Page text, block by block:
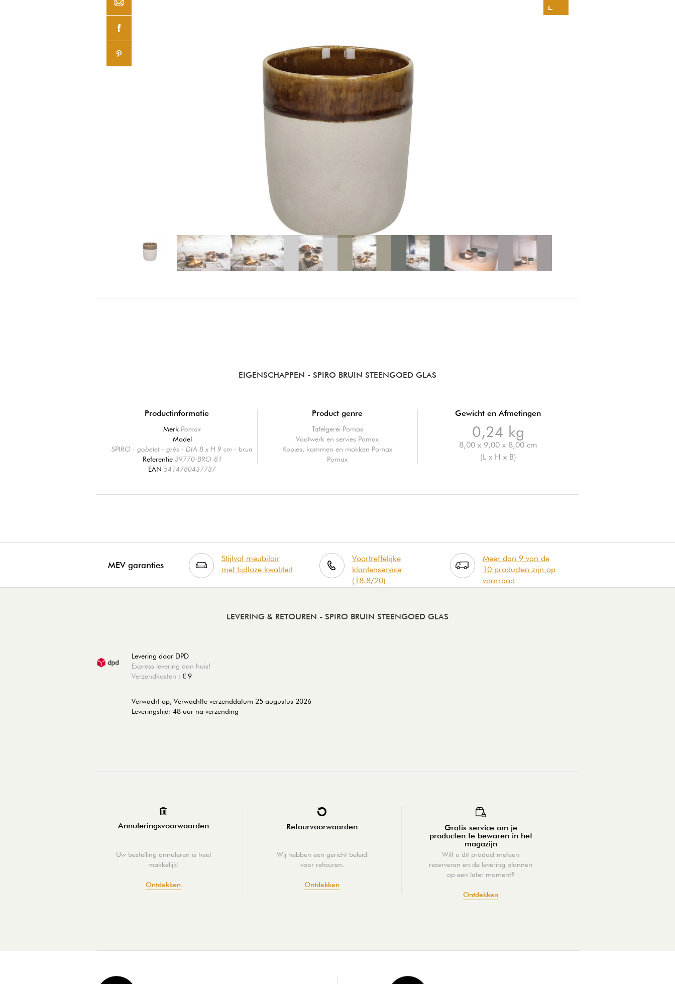
EIGENSCHAPPEN - SPIRO BRUIN STEENGOED GLAS
Productinformatie
MerkPomax
Model
SPIRO - gobelet - grès - DIA 8 x H 9 cm - brun
Referentie 39770-BRO-81
EAN5414780437737
Product genre
Tafelgerei Pomax
Vaatwerk en servies Pomax
Kopjes, kommen en mokken Pomax
Pomax
Gewicht en Afmetingen
0,24 kg
8,00 x 9,00 x 8,00 cm
(L x H x B)
MEV garanties
Stijlvol meubilair
met tijdloze kwaliteit
Voortreffelijke
klantenservice
(18.8/20)
Meer dan 9 van de
10 producten zijn op
voorraad
LEVERING & RETOUREN - SPIRO BRUIN STEENGOED GLAS
Levering door DPD
Express levering aan huis!
Verzendkosten : € 9
Verwacht op, Verwachtte verzenddatum 25 augustus 2026
Leveringstijd: 48 uur na verzending
Annuleringsvoorwaarden
Uw bestelling annuleren is heel
makkelijk!
Ontdekken
Retourvoorwaarden
Wij hebben een gericht beleid
voor retouren.
Ontdekken
Gratis service om je
producten te bewaren in het
magazijn
Wilt u dit product meteen
reserveren en de levering plannen
op een later moment?
Ontdekken